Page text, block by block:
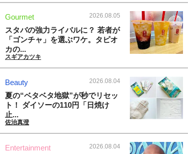
Gourmet 2026.08.05
スタバの強力ライバルに？ 若者が
「ゴンチャ」を選ぶワケ。タピオ
カの...
スギアカツキ
Beauty 2026.08.04
夏の“ベタベタ地獄”が秒でリセッ
ト！ ダイソーの110円「日焼け
止...
佐治真澄
Entertainment 2026.08.04